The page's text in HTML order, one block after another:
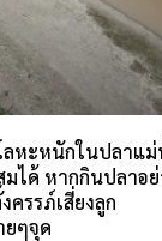
ลหะหนักในปลาแม่
ได้ หากกินปลาอย่
รรภ์เสี่ยงลูก
ๆจุด